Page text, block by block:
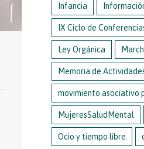
Infancia
IX Ciclo de
Ley Orgánica
Memoria de
movimiento asociativo
MujeresSaludMental
Ocio y tiempo libre